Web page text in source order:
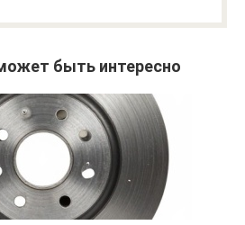
быть интересно